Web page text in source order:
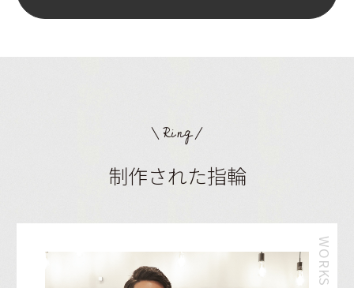
Ring
制作された指輪